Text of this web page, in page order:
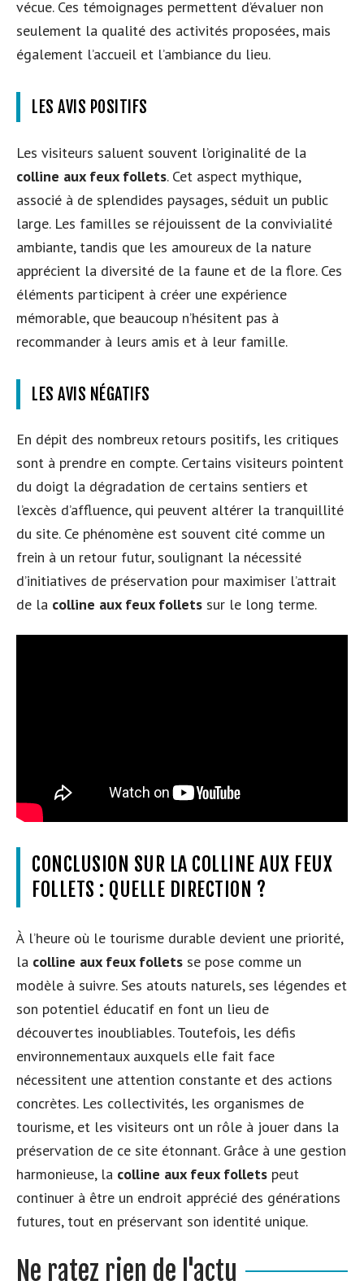
vécue. Ces témoignages permettent d’évaluer non
seulement la qualité des activités proposées, mais
également l’accueil et l’ambiance du lieu.
LES AVIS POSITIFS
Les visiteurs saluent souvent l’originalité de la
colline aux feux follets. Cet aspect mythique,
associé à de splendides paysages, séduit un public
large. Les familles se réjouissent de la convivialité
ambiante, tandis que les amoureux de la nature
apprécient la diversité de la faune et de la flore. Ces
éléments participent à créer une expérience
mémorable, que beaucoup n’hésitent pas à
recommander à leurs amis et à leur famille.
LES AVIS NÉGATIFS
En dépit des nombreux retours positifs, les critiques
sont à prendre en compte. Certains visiteurs pointent
du doigt la dégradation de certains sentiers et
l’excès d’affluence, qui peuvent altérer la tranquillité
du site. Ce phénomène est souvent cité comme un
frein à un retour futur, soulignant la nécessité
d’initiatives de préservation pour maximiser l’attrait
de la colline aux feux follets sur le long terme.
CONCLUSION SUR LA COLLINE AUX FEUX
FOLLETS : QUELLE DIRECTION ?
À l’heure où le tourisme durable devient une priorité,
la colline aux feux follets se pose comme un
modèle à suivre. Ses atouts naturels, ses légendes et
son potentiel éducatif en font un lieu de
découvertes inoubliables. Toutefois, les défis
environnementaux auxquels elle fait face
nécessitent une attention constante et des actions
concrètes. Les collectivités, les organismes de
tourisme, et les visiteurs ont un rôle à jouer dans la
préservation de ce site étonnant. Grâce à une gestion
harmonieuse, la colline aux feux follets peut
continuer à être un endroit apprécié des générations
futures, tout en préservant son identité unique.
Ne ratez rien de l'actu